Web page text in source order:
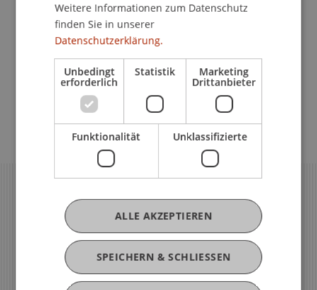
Spitzensport und Studium
Inklusive Universität
Weitere Informationen zum Datenschutz
finden Sie in unserer
Datenschutzerklärung.
Unbedingt
erforderlich
Statistik Marketing
Drittanbieter
Funktionalität Unklassifizierte
SPEICHERN & SCHLIESSEN
ALLE AKZEPTIEREN